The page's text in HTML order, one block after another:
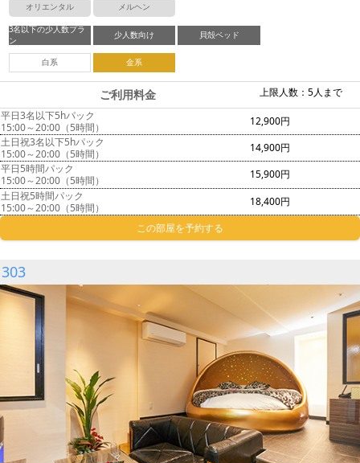
オリエンタル メルヘン
3名以下の少人数プラ
ン
少人数向け 貝殻ベッド
白系 金系
上限人数：5人まで
ご利用料金
平日3名以下5hパック
15:00～20:00（5時間）
12,900円
土日祝3名以下5hパック
15:00～20:00（5時間）
14,900円
平日5時間パック
15:00～20:00（5時間）
15,900円
土日祝5時間パック
15:00～20:00（5時間）
18,400円
この部屋を予約する
303